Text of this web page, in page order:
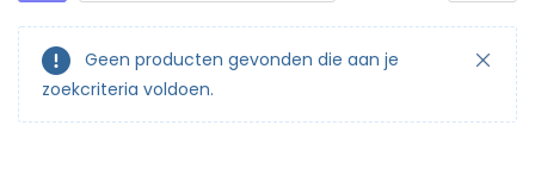
Geen producten gevonden die aan je
zoekcriteria voldoen.